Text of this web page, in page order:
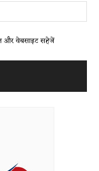
और वेबसाइट सहेजें